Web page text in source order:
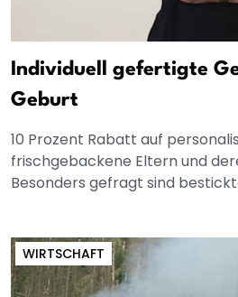
Individuell gefertigte
Geburt
10 Prozent Rabatt auf
frischgebackene Eltern und
Besonders gefragt sind
WIRTSCHAFT